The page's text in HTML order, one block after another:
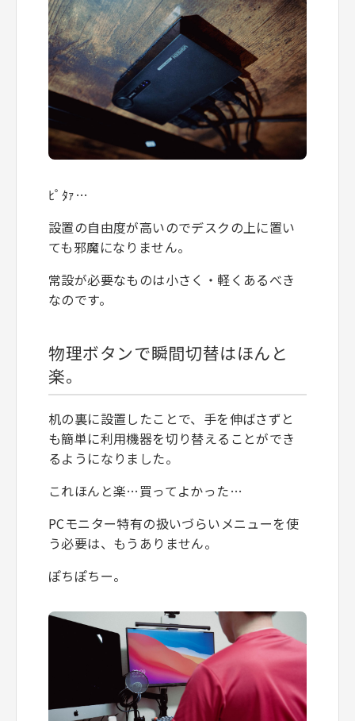
ﾋﾟﾀｧ…
設置の自由度が高いのでデスクの上に置い
ても邪魔になりません。
常設が必要なものは小さく・軽くあるべき
なのです。
物理ボタンで瞬間切替はほんと
楽。
机の裏に設置したことで、手を伸ばさずと
も簡単に利用機器を切り替えることができ
るようになりました。
これほんと楽…買ってよかった…
PCモニター特有の扱いづらいメニューを使
う必要は、もうありません。
ぽちぽちー。